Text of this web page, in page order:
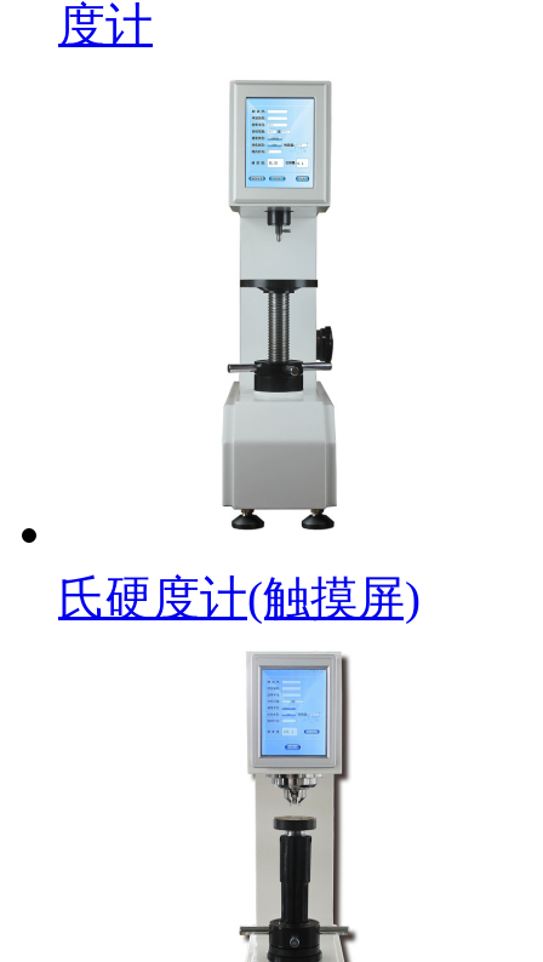
ZHB-62.5MDX 高级
自动转塔小负荷布氏
ZHB-3000S 液晶电子
度计
氏硬度计(触摸屏)